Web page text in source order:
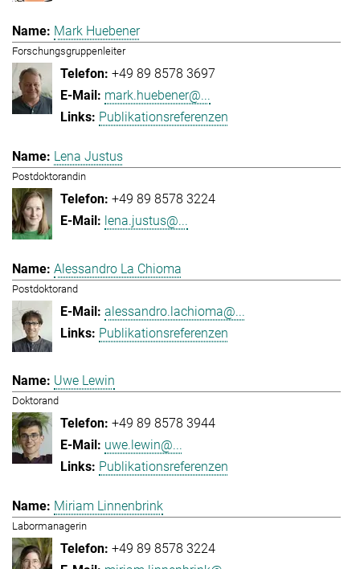
Mark Huebener
Forschungsgruppenleiter
+49 89 8578 3697
mark.huebener@...
Publikationsreferenzen
Lena Justus
Postdoktorandin
+49 89 8578 3224
lena.justus@...
Alessandro La Chioma
Postdoktorand
alessandro.lachioma@...
Publikationsreferenzen
Uwe Lewin
Doktorand
+49 89 8578 3944
uwe.lewin@...
Publikationsreferenzen
Miriam Linnenbrink
Labormanagerin
+49 89 8578 3224